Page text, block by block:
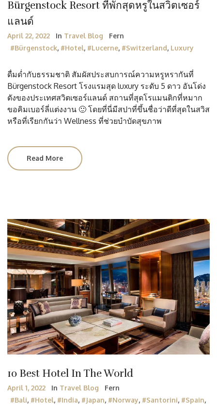
Bürgenstock Resort ที่พักสุดหรูในสวิตเซอร์
แลนด์
April 22, 2022 In Travel Blog
Fern
#Bürgenstock, #Hotel, #Lucerne, #Switzerland, Luxury
ดื่มด่ำกับธรรมชาติ สัมผัสประสบการณ์ความหรูหรากันที่
Bürgenstock Resort โรงแรมสุด luxury ระดับ 5 ดาว อันโด่ง
ดังของประเทศสวิตเซอร์แลนด์ สถานที่สุดโรแมนติกที่หมาก
ขอคิมเบอร์ลี่แต่งงาน 🙂 โดยที่นี่มีสปาที่ขึ้นชื่อว่าดีที่สุดในสวิส
หรือที่เรียกกันว่า Wellness ที่ช่วยบำบัดสุขภาพ
Read More
10 Best Hotel In The World
April 1, 2022 In Travel Blog
Fern
#Bali, #Hotel, #India, #Japan, #Norway, #Santorini, #Spain,